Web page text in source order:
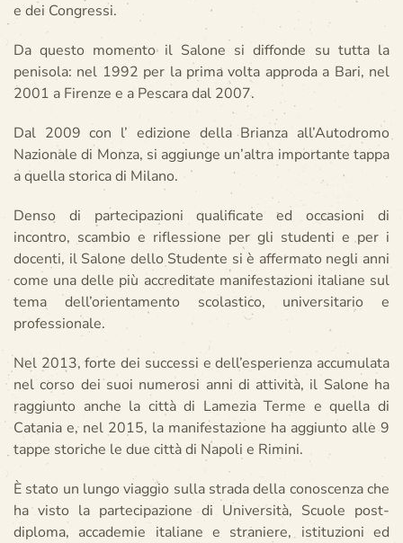
e dei Congressi.
Da questo momento il Salone si diffonde su tutta la
penisola: nel 1992 per la prima volta approda a Bari, nel
2001 a Firenze e a Pescara dal 2007.
Dal 2009 con l’ edizione della Brianza all’Autodromo
Nazionale di Monza, si aggiunge un’altra importante tappa
a quella storica di Milano.
Denso di partecipazioni qualificate ed occasioni di
incontro, scambio e riflessione per gli studenti e per i
docenti, il Salone dello Studente si è affermato negli anni
come una delle più accreditate manifestazioni italiane sul
tema dell’orientamento scolastico, universitario e
professionale.
Nel 2013, forte dei successi e dell’esperienza accumulata
nel corso dei suoi numerosi anni di attività, il Salone ha
raggiunto anche la città di Lamezia Terme e quella di
Catania e, nel 2015, la manifestazione ha aggiunto alle 9
tappe storiche le due città di Napoli e Rimini.
È stato un lungo viaggio sulla strada della conoscenza che
ha visto la partecipazione di Università, Scuole post-
diploma, accademie italiane e straniere, istituzioni ed